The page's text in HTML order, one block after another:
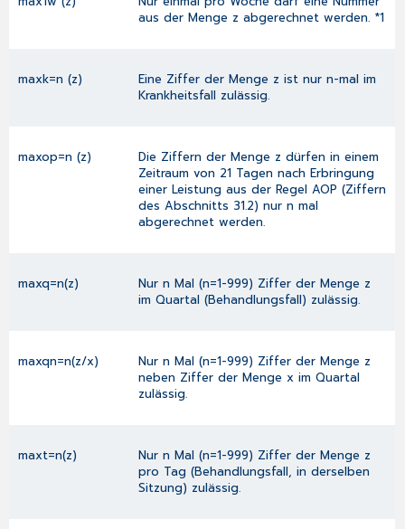
aus der Menge z abgerechnet werden. *1
maxk=n (z)
Eine Ziffer der Menge z ist nur n-mal im
Krankheitsfall zulässig.
maxop=n (z)
Die Ziffern der Menge z dürfen in einem
Zeitraum von 21 Tagen nach Erbringung
einer Leistung aus der Regel AOP (Ziffern
des Abschnitts 31.2) nur n mal
abgerechnet werden.
maxq=n(z)
Nur n Mal (n=1-999) Ziffer der Menge z
im Quartal (Behandlungsfall) zulässig.
maxqn=n(z/x)
Nur n Mal (n=1-999) Ziffer der Menge z
neben Ziffer der Menge x im Quartal
zulässig.
maxt=n(z)
Nur n Mal (n=1-999) Ziffer der Menge z
pro Tag (Behandlungsfall, in derselben
Sitzung) zulässig.